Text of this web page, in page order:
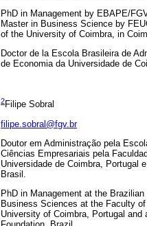
PhD in Management by EBAPE/
Master in Business Science by
of the University of Coimbra, in
Doctor de la Escola Brasileira de
de Economia da Universidade de
2Filipe Sobral
filipe.sobral@fgv.br
Doutor em Administração pela
Ciências Empresariais pela
Universidade de Coimbra, Portugal
Brasil.
PhD in Management at the
Business Sciences at the Faculty
University of Coimbra, Portugal